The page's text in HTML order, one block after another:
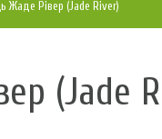
Жаде Рівер (Jade River)
(Jade